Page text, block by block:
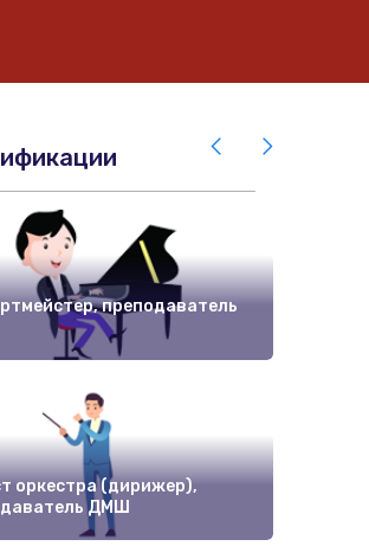
преподаватель
оркестра (дирижер),
ДМШ